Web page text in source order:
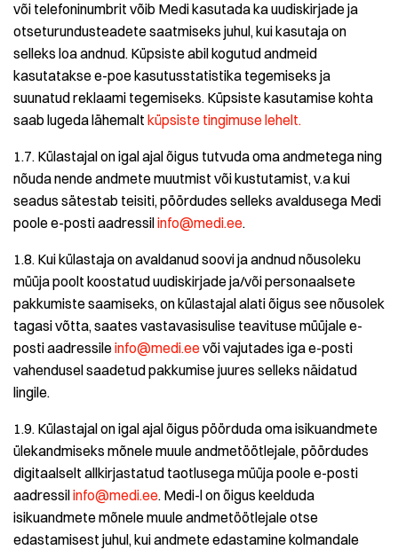
või telefoninumbrit võib Medi kasutada ka uudiskirjade ja
otseturundusteadete saatmiseks juhul, kui kasutaja on
selleks loa andnud. Küpsiste abil kogutud andmeid
kasutatakse e-poe kasutusstatistika tegemiseks ja
suunatud reklaami tegemiseks. Küpsiste kasutamise kohta
saab lugeda lähemalt küpsiste tingimuse lehelt.
1.7. Külastajal on igal ajal õigus tutvuda oma andmetega ning
nõuda nende andmete muutmist või kustutamist, v.a kui
seadus sätestab teisiti, pöördudes selleks avaldusega Medi
poole e-posti aadressil info@medi.ee.
1.8. Kui külastaja on avaldanud soovi ja andnud nõusoleku
müüja poolt koostatud uudiskirjade ja/või personaalsete
pakkumiste saamiseks, on külastajal alati õigus see nõusolek
tagasi võtta, saates vastavasisulise teavituse müüjale e-
posti aadressileinfo@medi.eevõi vajutades iga e-posti
vahendusel saadetud pakkumise juures selleks näidatud
lingile.
1.9. Külastajal on igal ajal õigus pöörduda oma isikuandmete
ülekandmiseks mõnele muule andmetöötlejale, pöördudes
digitaalselt allkirjastatud taotlusega müüja poole e-posti
aadressil info@medi.ee. Medi-l on õigus keelduda
isikuandmete mõnele muule andmetöötlejale otse
edastamisest juhul, kui andmete edastamine kolmandale